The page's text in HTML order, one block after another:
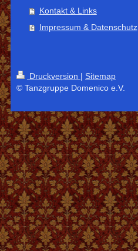
Kontakt & Links
Impressum & Datenschutz
Druckversion | Sitemap
© Tanzgruppe Domenico e.V.